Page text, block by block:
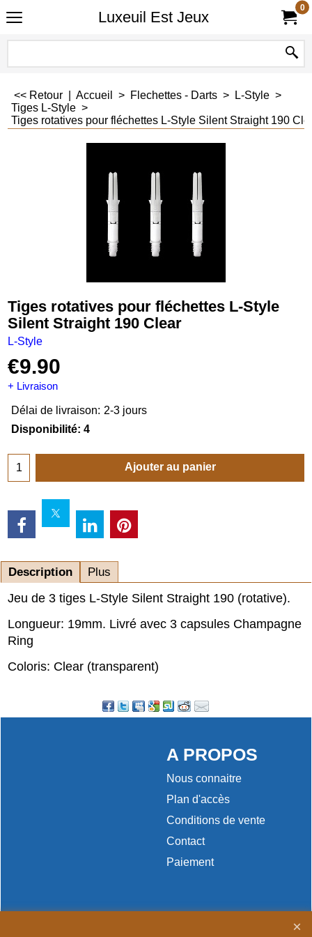
Luxeuil Est Jeux
0
<< Retour Accueil > Flechettes - Darts > L-Style >
Tiges L-Style >
Tiges rotatives pour fléchettes L-Style Silent Straight 190
Tiges rotatives pour fléchettes L-Style
Silent Straight 190 Clear
L-Style
€9.90
+ Livraison
Délai de livraison: 2-3 jours
Disponibilité: 4
Ajouter au panier
Description Plus
Jeu de 3 tiges L-Style Silent Straight 190 (rotative).
Longueur: 19mm. Livré avec 3 capsules Champagne
Ring
Coloris: Clear (transparent)
A PROPOS
Nous connaitre
Plan d'accès
Conditions de vente
Contact
Paiement